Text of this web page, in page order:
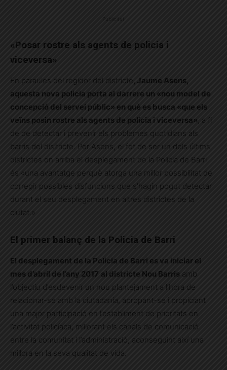
Publicitat
«Posar rostre als agents de policia i
viceversa»
En paraules del regidor del districte, Jaume Asens,
aquesta nova policia porta al darrere un «nou model de
concepció del servei públic» en què es busca «que els
veïns posin rostre als agents de policia i viceversa», a fi
de de detectar i prevenir els problemes quotidians als
barris del disitricte. Per Asens, el fet de ser un dels últims
districtes on arriba el desplegament de la Policia de Barri
és «una avantatge perquè atorga una millor possibilitat de
corregir possibles disfuncions que s’hagin pogut detectar
durant el seu desplegament en altres districtes de la
ciutat.»
El primer balanç de la Policia de Barri
El desplegament de la Policia de Barri es va iniciar el
mes d’abril de l’any 2017 al districte Nou Barris amb
l’objectiu d’esdevenir un nou plantejament a l’hora de
relacionar-se amb la ciutadania, apropant-se i propiciant
una major participació en l’establiment de prioritats en
l’activitat policíaca, millorant els canals de comunicació
entre la comunitat i l’administració, aconseguint així una
millora en la seva qualitat de vida.